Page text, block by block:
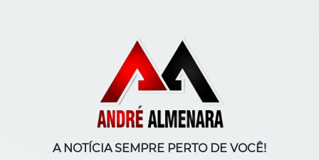
A NOTÍCIA SEMPRE PERTO DE VOCÊ!